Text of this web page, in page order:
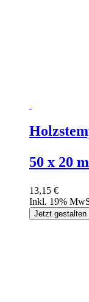
50 x 20
13,15 €
Inkl. 19%
Jetzt gestalten